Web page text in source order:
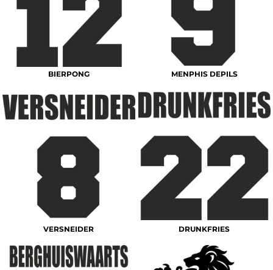
BIERPONG MENPHIS DEPILS
VERSNEIDER DRUNKFRIES